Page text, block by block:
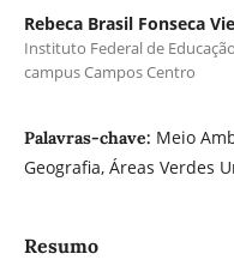
Rebeca Brasil Fonseca
Instituto Federal de
campus Campos Centro
Palavras-chave: Meio
Geografia, Áreas Verdes
Resumo